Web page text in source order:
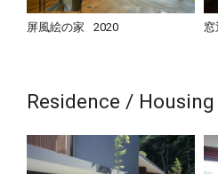
屏風絵の家 2020 窓
Residence /